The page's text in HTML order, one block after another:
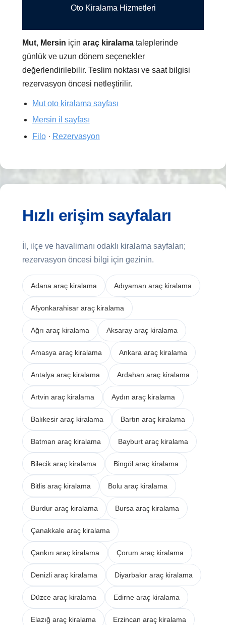
Oto Kiralama Hizmetleri
Mut, Mersin içinaraç kiralama taleplerinde
günlük ve uzun dönem seçenekler
değerlendirilebilir. Teslim noktası ve saat bilgisi
rezervasyon öncesi netleştirilir.
Mut oto kiralama sayfası
Mersin il sayfası
Filo· Rezervasyon
Hızlı erişim sayfaları
İl, ilçe ve havalimanı odaklı kiralama sayfaları;
rezervasyon öncesi bilgi için gezinin.
Adana araç kiralama Adıyaman araç kiralama
Afyonkarahisar araç kiralama
Ağrı araç kiralama Aksaray araç kiralama
Amasya araç kiralama Ankara araç kiralama
Antalya araç kiralama Ardahan araç kiralama
Artvin araç kiralama Aydın araç kiralama
Balıkesir araç kiralama Bartın araç kiralama
Batman araç kiralama Bayburt araç kiralama
Bilecik araç kiralama Bingöl araç kiralama
Bitlis araç kiralama Bolu araç kiralama
Burdur araç kiralama Bursa araç kiralama
Çanakkale araç kiralama
Çankırı araç kiralama Çorum araç kiralama
Denizli araç kiralama Diyarbakır araç kiralama
Düzce araç kiralama Edirne araç kiralama
Elazığ araç kiralama Erzincan araç kiralama